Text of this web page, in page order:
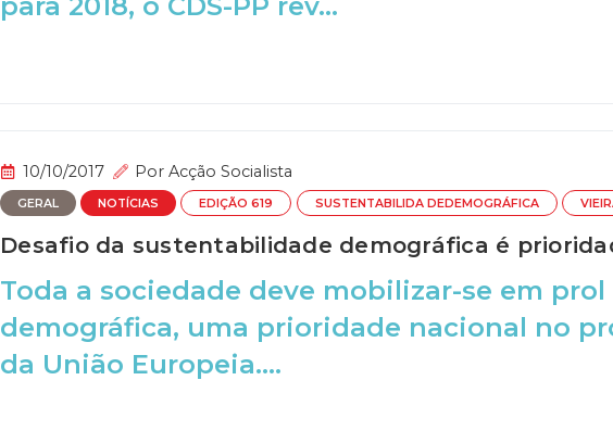
10/10/2017 Por Acção Socialista
GERAL NOTÍCIAS EDIÇÃO 619 SUSTENTABILIDA DEDEMOGRÁFICA
Desafio da sustentabilidade demográfica é
Toda a sociedade deve mobilizar-se em
demográfica, uma prioridade nacional no
da União Europeia....